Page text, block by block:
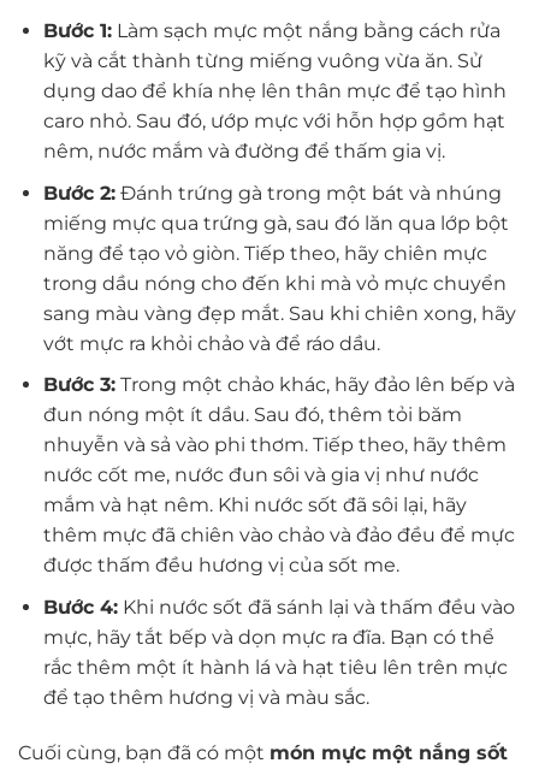
Bước 1:Làm sạch mực một nắng bằng cách rửa
kỹ và cắt thành từng miếng vuông vừa ăn. Sử
dụng dao để khía nhẹ lên thân mực để tạo hình
caro nhỏ. Sau đó, ướp mực với hỗn hợp gồm hạt
nêm, nước mắm và đường để thấm gia vị.
Bước 2:Đánh trứng gà trong một bát và nhúng
miếng mực qua trứng gà, sau đó lăn qua lớp bột
năng để tạo vỏ giòn. Tiếp theo, hãy chiên mực
trong dầu nóng cho đến khi mà vỏ mực chuyển
sang màu vàng đẹp mắt. Sau khi chiên xong, hãy
vớt mực ra khỏi chảo và để ráo dầu.
Bước 3:Trong một chảo khác, hãy đảo lên bếp và
đun nóng một ít dầu. Sau đó, thêm tỏi băm
nhuyễn và sả vào phi thơm. Tiếp theo, hãy thêm
nước cốt me, nước đun sôi và gia vị như nước
mắm và hạt nêm. Khi nước sốt đã sôi lại, hãy
thêm mực đã chiên vào chảo và đảo đều để mực
được thấm đều hương vị của sốt me.
Bước 4:Khi nước sốt đã sánh lại và thấm đều vào
mực, hãy tắt bếp và dọn mực ra đĩa. Bạn có thể
rắc thêm một ít hành lá và hạt tiêu lên trên mực
để tạo thêm hương vị và màu sắc.
Cuối cùng, bạn đã có một món mực một nắng sốt